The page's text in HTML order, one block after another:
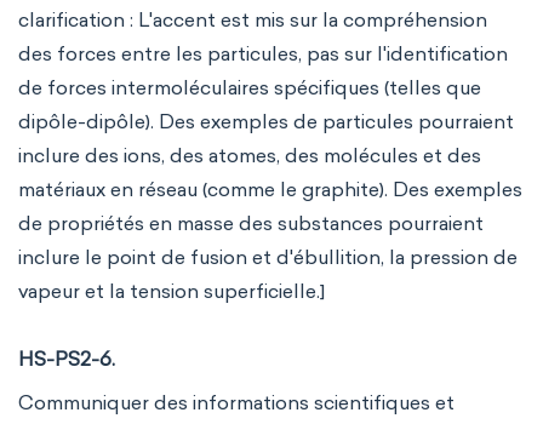
clarification : L'accent est mis sur la compréhension
des forces entre les particules, pas sur l'identification
de forces intermoléculaires spécifiques (telles que
dipôle-dipôle). Des exemples de particules pourraient
inclure des ions, des atomes, des molécules et des
matériaux en réseau (comme le graphite). Des exemples
de propriétés en masse des substances pourraient
inclure le point de fusion et d'ébullition, la pression de
vapeur et la tension superficielle.]
HS-PS2-6.
Communiquer des informations scientifiques et